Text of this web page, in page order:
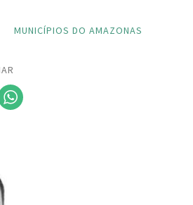
MUNICÍPIOS DO AMAZONAS